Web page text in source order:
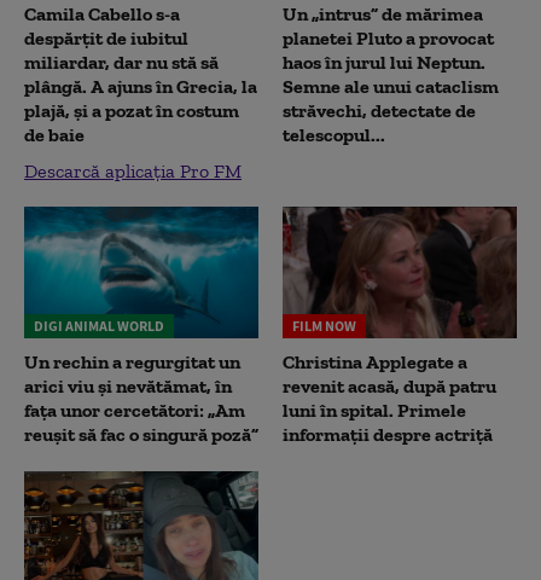
Camila Cabello s-a
despărțit de iubitul
miliardar, dar nu stă să
plângă. A ajuns în Grecia, la
plajă, și a pozat în costum
de baie
Descarcă aplicația Pro FM
Un „intrus” de mărimea
planetei Pluto a provocat
haos în jurul lui Neptun.
Semne ale unui cataclism
străvechi, detectate de
telescopul...
DIGI ANIMAL WORLD
Un rechin a regurgitat un
arici viu și nevătămat, în
fața unor cercetători: „Am
reușit să fac o singură poză”
FILM NOW
Christina Applegate a
revenit acasă, după patru
luni în spital. Primele
informații despre actriță